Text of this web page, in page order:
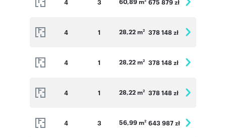
4 1 28,22 m2 378 148 zł
4 1 28,22 m2 378 148 zł
4 1 28,22 m2 378 148 zł
4 3 56,99 m2 643 987 zł